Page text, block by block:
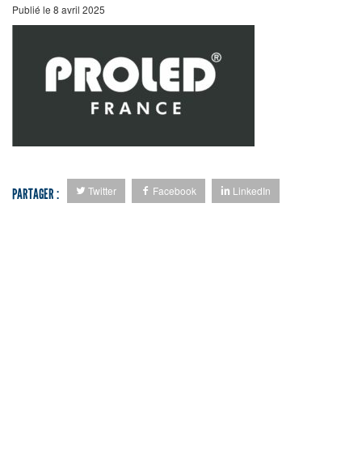
Publié le 8 avril 2025
PARTAGER : Twitter Facebook LinkedIn